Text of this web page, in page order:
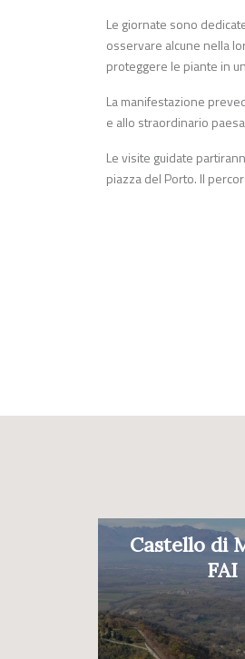
Le giornate sono
osservare alcune nella
proteggere le piante in
La manifestazione
e allo straordinario
Le visite guidate
piazza del Porto. Il
Castello di
FAI